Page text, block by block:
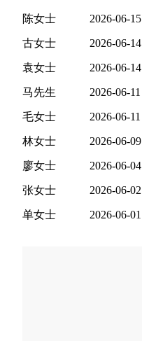
陈女士 2026-06-15
古女士 2026-06-14
袁女士 2026-06-14
马先生 2026-06-11
毛女士 2026-06-11
林女士 2026-06-09
廖女士 2026-06-04
张女士 2026-06-02
单女士 2026-06-01